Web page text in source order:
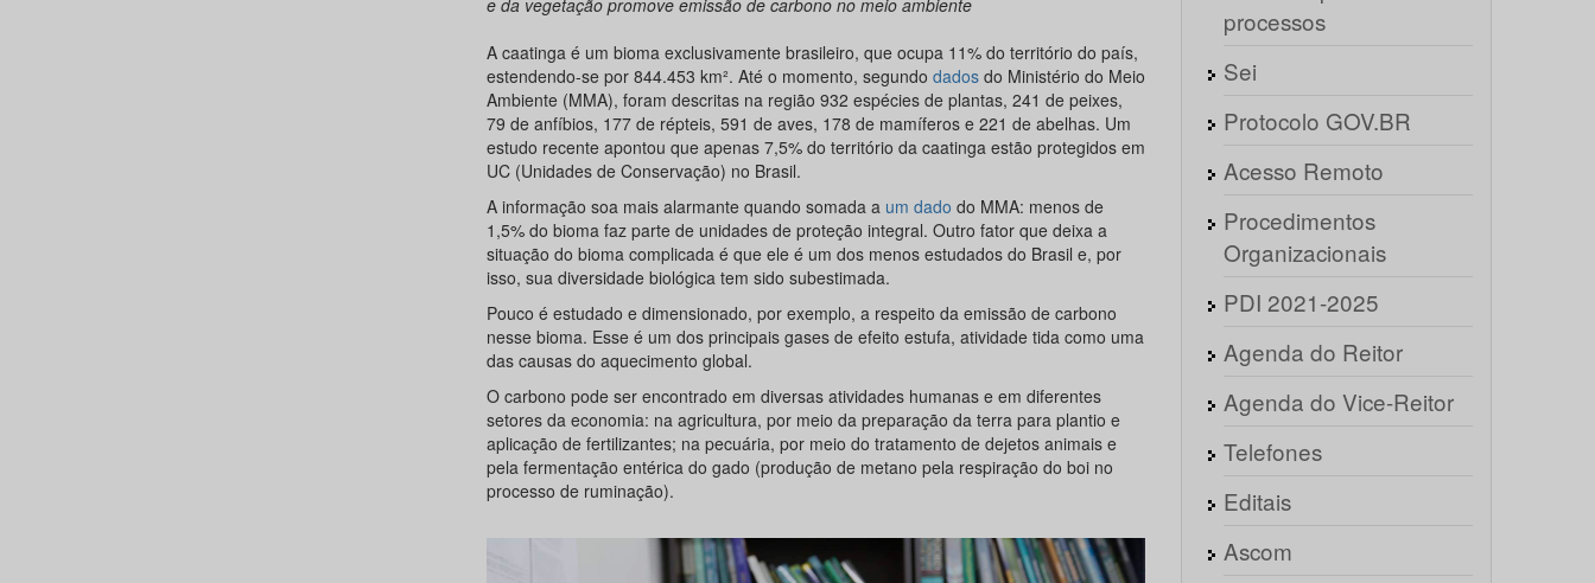
e da vegetação promove emissão de carbono no meio ambiente
A caatinga é um bioma exclusivamente brasileiro, que ocupa 11% do território do país,
estendendo-se por 844.453 km². Até o momento, segundo dados do Ministério do Meio
Ambiente (MMA), foram descritas na região 932 espécies de plantas, 241 de peixes,
79 de anfíbios, 177 de répteis, 591 de aves, 178 de mamíferos e 221 de abelhas. Um
estudo recente apontou que apenas 7,5% do território da caatinga estão protegidos em
UC (Unidades de Conservação) no Brasil.
A informação soa mais alarmante quando somada a um dado do MMA: menos de
1,5% do bioma faz parte de unidades de proteção integral. Outro fator que deixa a
situação do bioma complicada é que ele é um dos menos estudados do Brasil e, por
isso, sua diversidade biológica tem sido subestimada.
Pouco é estudado e dimensionado, por exemplo, a respeito da emissão de carbono
nesse bioma. Esse é um dos principais gases de efeito estufa, atividade tida como uma
das causas do aquecimento global.
O carbono pode ser encontrado em diversas atividades humanas e em diferentes
setores da economia: na agricultura, por meio da preparação da terra para plantio e
aplicação de fertilizantes; na pecuária, por meio do tratamento de dejetos animais e
pela fermentação entérica do gado (produção de metano pela respiração do boi no
processo de ruminação).
processos
Sei
Protocolo GOV.BR
Acesso Remoto
Procedimentos
Organizacionais
PDI 2021-2025
Agenda do Reitor
Agenda do Vice-Reitor
Telefones
Editais
Ascom